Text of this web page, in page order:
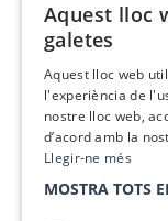
Aquest lloc
galetes
Aquest lloc web
l'experiència de
nostre lloc web,
d’acord amb la
Llegir-ne més
MOSTRA TOTS